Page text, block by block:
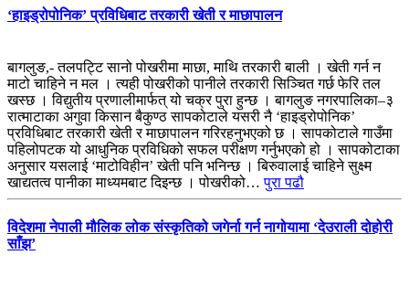
‘हाइड्रोपोनिक’ प्रविधिबाट तरकारी खेती र माछापालन
बागलुङ,- तलपट्टि सानो पोखरीमा माछा, माथि तरकारी बाली । खेती गर्न न
माटो चाहिने न मल । त्यही पोखरीको पानीले तरकारी सिञ्चित गर्छ फेरि तल
खस्छ । विद्युतीय प्रणालीमार्फत् यो चक्र पुरा हुन्छ । बागलुङ नगरपालिका–३
रात्माटाका अगुवा किसान बैकुण्ठ सापकोटाले यसरी नै ‘हाइड्रोपोनिक’
प्रविधिबाट तरकारी खेती र माछापालन गरिरहनुभएको छ । सापकोटाले गाउँमा
पहिलोपटक यो आधुनिक प्रविधिको सफल परीक्षण गर्नुभएको हो । सापकोटाका
अनुसार यसलाई ‘माटोविहीन’ खेती पनि भनिन्छ । बिरुवालाई चाहिने सुक्ष्म
खाद्यतत्व पानीका माध्यमबाट दिइन्छ । पोखरीको…पुरा पढौ
विदेशमा नेपाली मौलिक लोक संस्कृतिको जगेर्ना गर्न नागोयामा ‘देउराली दोहोरी
साँझ’